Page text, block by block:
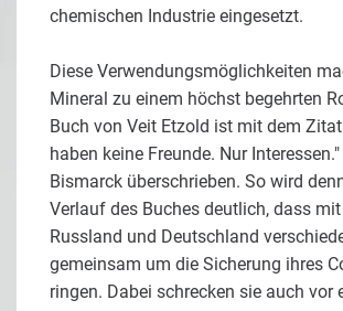
chemischen Industrie eingesetzt.
Diese Verwendungsmöglichkeiten
Mineral zu einem höchst begehrten
Buch von Veit Etzold ist mit dem
haben keine Freunde. Nur
Bismarck überschrieben. So wird
Verlauf des Buches deutlich, dass
Russland und Deutschland
gemeinsam um die Sicherung ihres
ringen. Dabei schrecken sie auch vor